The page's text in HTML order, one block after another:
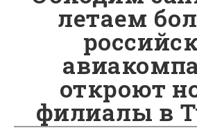
летаем
откроют
филиалы в